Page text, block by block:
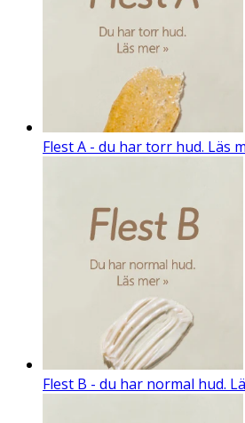
Flest A - du har torr hud. Läs
Flest B - du har normal hud.